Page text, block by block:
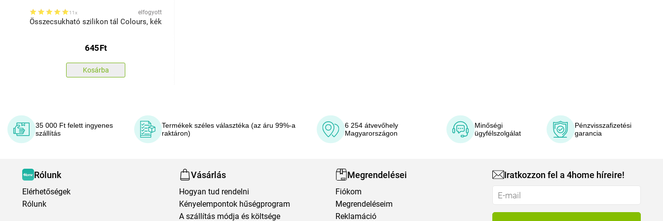
11x elfogyott
Összecsukható szilikon tál Colours, kék
645Ft
Kosárba
35 000 Ft felett ingyenes
szállítás
Termékek széles választéka (az áru 99%-a
raktáron)
6 254 átvevőhely
Magyarországon
Minőségi
ügyfélszolgálat
Pénzvisszafizetési
garancia
Rólunk
Elérhetőségek
Rólunk
Vásárlás
Hogyan tud rendelni
Kényelempontok hűségprogram
A szállítás módja és költsége
Megrendelései
Fiókom
Megrendeléseim
Reklamáció
Iratkozzon fel a 4home híreire!